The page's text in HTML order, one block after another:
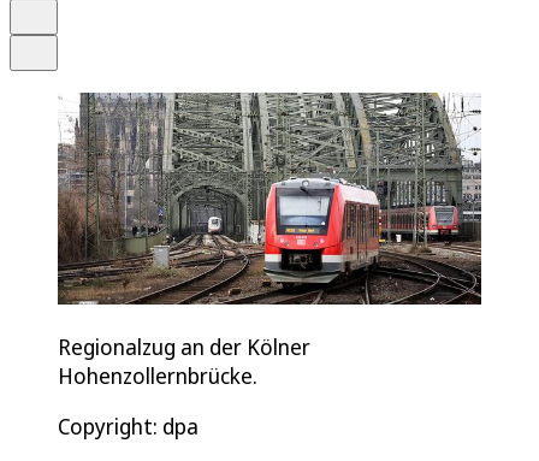
Regionalzug an der Kölner
Hohenzollernbrücke.
Copyright: dpa